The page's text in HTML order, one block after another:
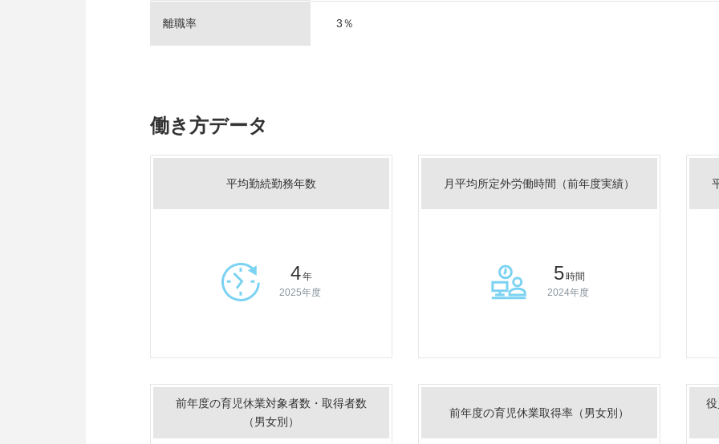
離職率 3％
働き方データ
平均勤続勤務年数
4年
2025年度
月平均所定外労働時間（前年度実績）
5時間
2024年度
前年度の育児休業対象者数・取得者数
（男女別）
前年度の育児休業取得率（男女別）